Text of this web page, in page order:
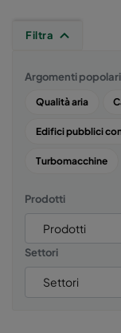
Filtra
Argomenti popolari
Qualità aria
Edifici pubblici
Turbomacchine
Prodotti
Settori